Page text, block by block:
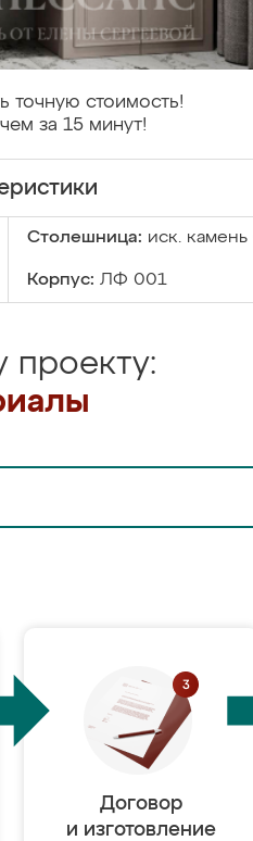
точную стоимость!
за 15 минут!
Столешница: иск.
Корпус: ЛФ 001
проекту:
Договор
и изготовление